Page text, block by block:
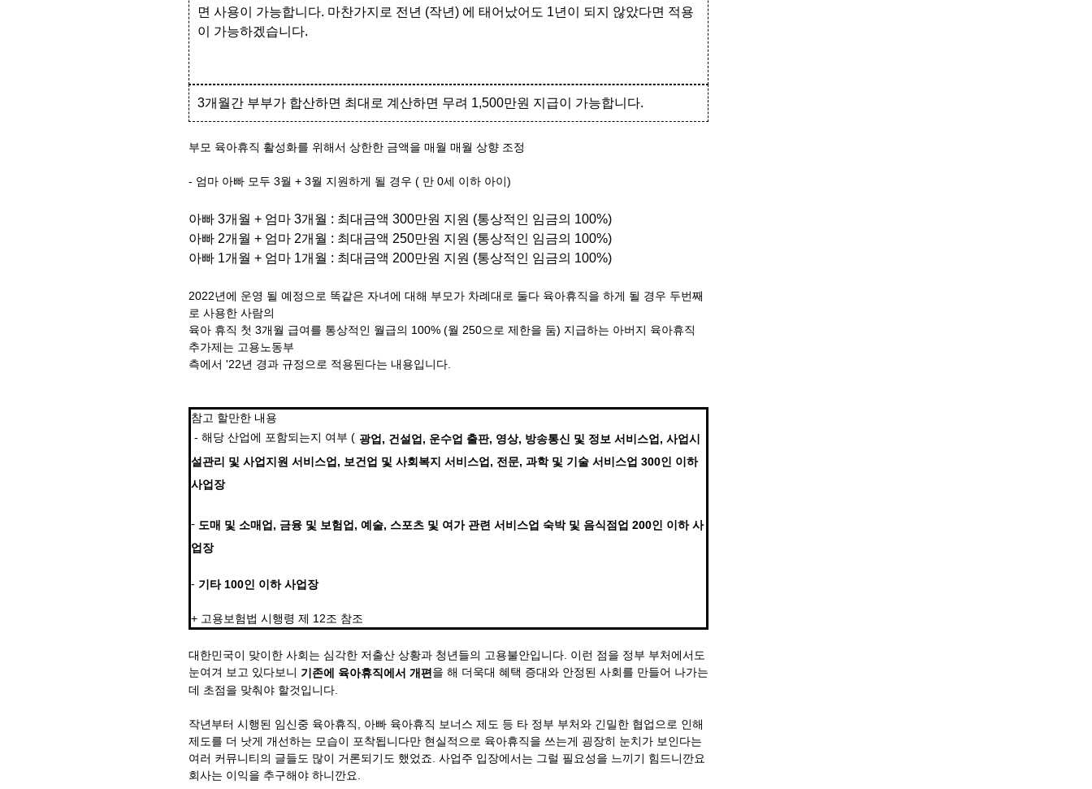
면 사용이 가능합니다. 마찬가지로 전년 (작년) 에 태어났어도 1년이 되지 않았다면 적용
이 가능하겠습니다.
3개월간 부부가 합산하면 최대로 계산하면 무려 1,500만원 지급이 가능합니다.
부모 육아휴직 활성화를 위해서 상한한 금액을 매월 매월 상향 조정
- 엄마 아빠 모두 3월 + 3월 지원하게 될 경우 ( 만 0세 이하 아이)
아빠 3개월 + 엄마 3개월 : 최대금액 300만원 지원 (통상적인 임금의 100%)
아빠 2개월 + 엄마 2개월 : 최대금액 250만원 지원 (통상적인 임금의 100%)
아빠 1개월 + 엄마 1개월 : 최대금액 200만원 지원 (통상적인 임금의 100%)
2022년에 운영 될 예정으로 똑같은 자녀에 대해 부모가 차례대로 둘다 육아휴직을 하게 될 경우 두번째
로 사용한 사람의
육아 휴직 첫 3개월 급여를 통상적인 월급의 100% (월 250으로 제한을 둠) 지급하는 아버지 육아휴직
추가제는 고용노동부
측에서 '22년 경과 규정으로 적용된다는 내용입니다.
참고 할만한 내용
- 해당 산업에 포함되는지 여부 ( 광업, 건설업, 운수업 출판, 영상, 방송통신 및 정보 서비스업, 사업시
설관리 및 사업지원 서비스업, 보건업 및 사회복지 서비스업, 전문, 과학 및 기술 서비스업 300인 이하
사업장
- 도매 및 소매업, 금융 및 보험업, 예술, 스포츠 및 여가 관련 서비스업 숙박 및 음식점업 200인 이하 사
업장
- 기타 100인 이하 사업장
+ 고용보험법 시행령 제 12조 참조
대한민국이 맞이한 사회는 심각한 저출산 상황과 청년들의 고용불안입니다. 이런 점을 정부 부처에서도
눈여겨 보고 있다보니 ​기존에 육아휴직에서 개편 ​을 해 더욱대 혜택 증대와 안정된 사회를 만들어 나가는
데 초점을 맞춰야 할것입니다.
작년부터 시행된 임신중 육아휴직, 아빠 육아휴직 보너스 제도 등 타 정부 부처와 긴밀한 협업으로 인해
제도를 더 낫게 개선하는 모습이 포착됩니다만 현실적으로 육아휴직을 쓰는게 굉장히 눈치가 보인다는
여러 커뮤니티의 글들도 많이 거론되기도 했었죠. 사업주 입장에서는 그럴 필요성을 느끼기 힘드니깐요
회사는 이익을 추구해야 하니깐요.